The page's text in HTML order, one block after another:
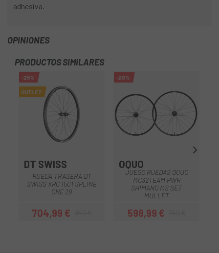
adhesiva.
OPINIONES
PRODUCTOS SIMILARES
-25%
OUTLET
DT SWISS
RUEDA TRASERA DT
SWISS XRC 1501 SPLINE
ONE 29
Precio
704,99 €Precio regular
-20%
OQUO
JUEGO RUEDAS OQUO
MC32TEAM PWR
SHIMANO MS SET
MULLET
Precio
598,99 €Precio regular